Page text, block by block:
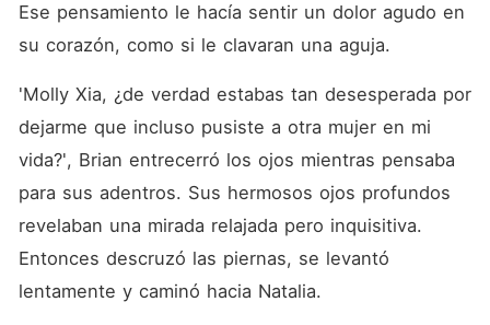
Ese pensamiento le hacía sentir un dolor agudo en
su corazón, como si le clavaran una aguja.
'Molly Xia, ¿de verdad estabas tan desesperada por
dejarme que incluso pusiste a otra mujer en mi
vida?', Brian entrecerró los ojos mientras pensaba
para sus adentros. Sus hermosos ojos profundos
revelaban una mirada relajada pero inquisitiva.
Entonces descruzó las piernas, se levantó
lentamente y caminó hacia Natalia.